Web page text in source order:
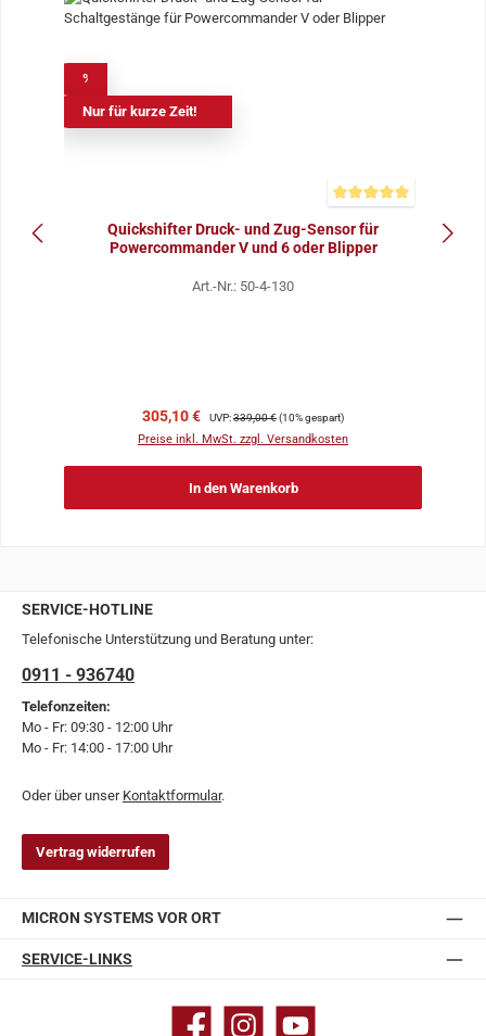
Nur für kurze Zeit!
Quickshifter Druck- und Zug-Sensor für
Powercommander V und 6 oder Blipper
Art.-Nr.: 50-4-130
Verkaufspreis:
305,10 € Regulärer Preis:
UVP:339,00 €(10% gespart)
Preise inkl. MwSt. zzgl. Versandkosten
In den Warenkorb
SERVICE-HOTLINE
Telefonische Unterstützung und Beratung unter:
0911 - 936740
Telefonzeiten:
Mo - Fr: 09:30 - 12:00 Uhr
Mo - Fr: 14:00 - 17:00 Uhr
Oder über unser Kontaktformular.
Vertrag widerrufen
MICRON SYSTEMS VOR ORT
SERVICE-LINKS
Facebook Instagram YouTube